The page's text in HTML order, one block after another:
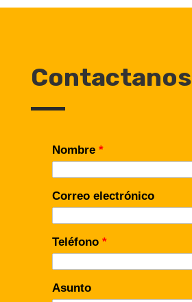
Contactanos
Nombre *
Correo electrónico
Teléfono *
Asunto